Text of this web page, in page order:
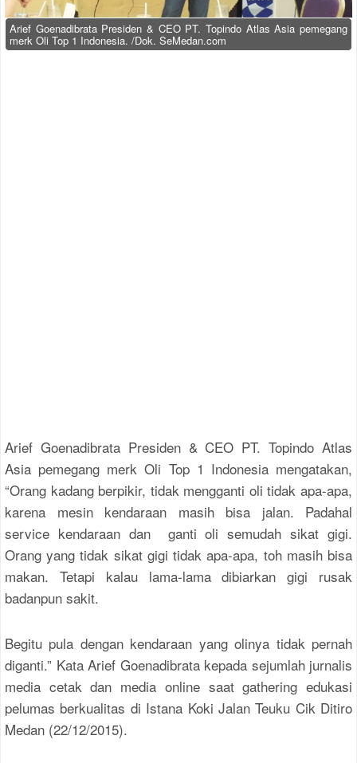
Arief Goenadibrata Presiden & CEO PT. Topindo Atlas Asia pemegang
merk Oli Top 1 Indonesia. /Dok. SeMedan.com
Arief Goenadibrata Presiden & CEO PT. Topindo Atlas
Asia pemegang merk Oli Top 1 Indonesia mengatakan,
“Orang kadang berpikir, tidak mengganti oli tidak apa-apa,
karena mesin kendaraan masih bisa jalan. Padahal
service kendaraan dan ganti oli semudah sikat gigi.
Orang yang tidak sikat gigi tidak apa-apa, toh masih bisa
makan. Tetapi kalau lama-lama dibiarkan gigi rusak
badanpun sakit.
Begitu pula dengan kendaraan yang olinya tidak pernah
diganti.” Kata Arief Goenadibrata kepada sejumlah jurnalis
media cetak dan media online saat gathering edukasi
pelumas berkualitas di Istana Koki Jalan Teuku Cik Ditiro
Medan (22/12/2015).